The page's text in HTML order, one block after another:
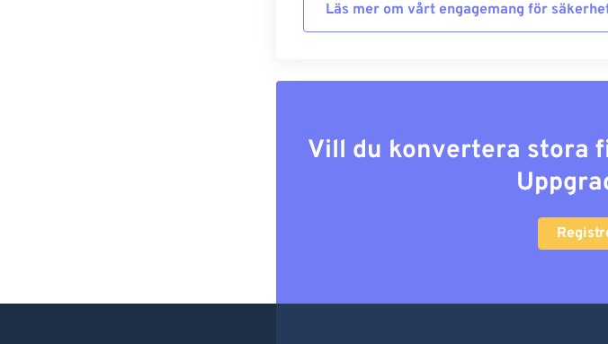
Läs mer om vårt engagemang för
Vill du konvertera stora